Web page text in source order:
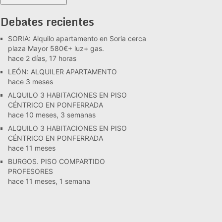
Debates recientes
SORIA: Alquilo apartamento en Soria cerca
plaza Mayor 580€+ luz+ gas.
hace 2 días, 17 horas
LEÓN: ALQUILER APARTAMENTO
hace 3 meses
ALQUILO 3 HABITACIONES EN PISO
CÉNTRICO EN PONFERRADA
hace 10 meses, 3 semanas
ALQUILO 3 HABITACIONES EN PISO
CÉNTRICO EN PONFERRADA
hace 11 meses
BURGOS. PISO COMPARTIDO
PROFESORES
hace 11 meses, 1 semana